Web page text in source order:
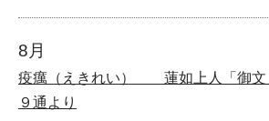
8月
疫癘（えきれい） 蓮如上人「御文
９通より